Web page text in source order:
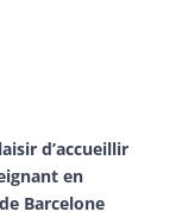
d’accueillir
en
Barcelone